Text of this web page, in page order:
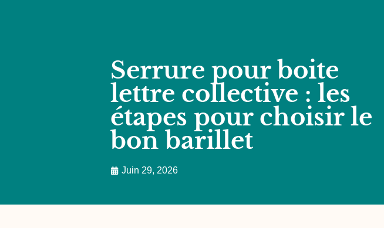
Serrure pour boite
lettre collective : les
étapes pour choisir le
bon barillet
Juin 29, 2026